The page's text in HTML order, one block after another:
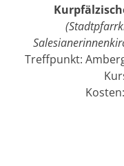
Treffpunkt: